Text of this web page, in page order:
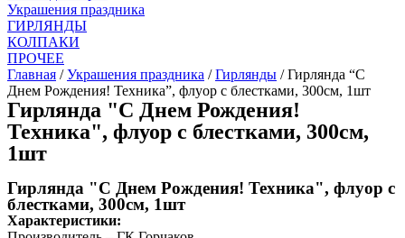
Украшения праздника
ГИРЛЯНДЫ
КОЛПАКИ
ПРОЧЕЕ
Главная /Украшения праздника /Гирлянды / Гирлянда “С
Днем Рождения! Техника”, флуор с блестками, 300см, 1шт
Гирлянда "С Днем Рождения!
Техника", флуор с блестками, 300см,
1шт
Гирлянда "С Днем Рождения! Техника", флуор с
блестками, 300см, 1шт
Характеристики: